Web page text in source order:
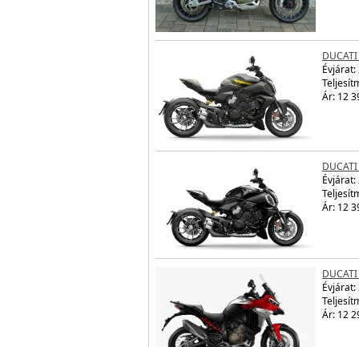
Évjárat:
Ár: 12
Évjárat:
Ár: 12
Évjárat:
Ár: 12